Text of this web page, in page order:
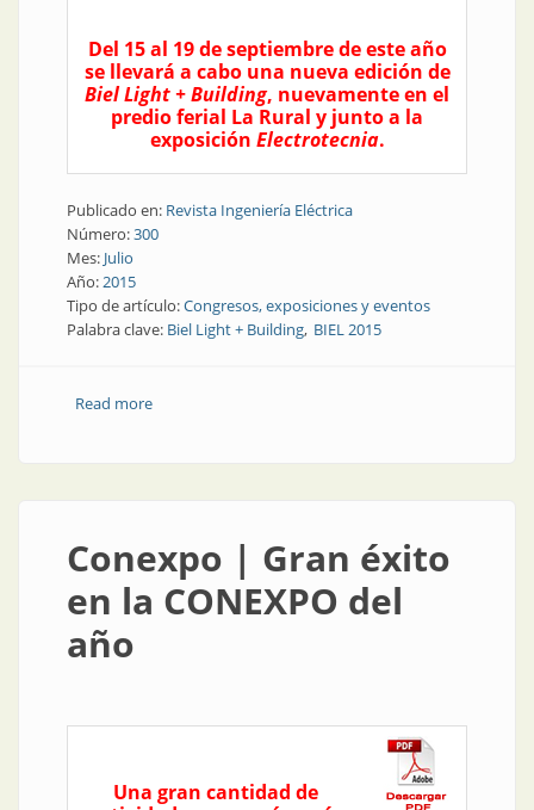
Del 15 al 19 de septiembre de este año
se llevará a cabo una nueva edición de
Biel Light + Building, nuevamente en el
predio ferial La Rural y junto a la
exposición Electrotecnia.
Publicado en: Revista Ingeniería Eléctrica
Número:300
Mes: Julio
Año:2015
Tipo de artículo:Congresos, exposiciones y eventos
Palabra clave: Biel Light + Building BIEL 2015
Read moreabout Congresos y exposiciones | BIEL: el evento más
Conexpo | Gran éxito
en la CONEXPO del
año
Una gran cantidad de